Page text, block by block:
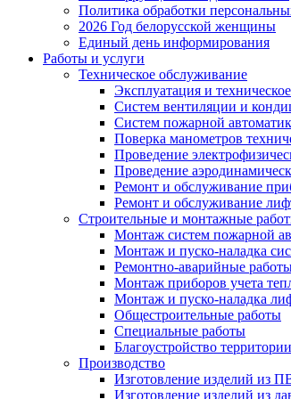
Политика обработки
2026 Год белорусской женщины
Единый день информирования
Работы и услуги
Техническое обслуживание
Эксплуатация и
Систем вентиляции и
Систем пожарной
Поверка манометров
Проведение
Проведение
Ремонт и обслуживание
Ремонт и обслуживание
Строительные и монтажные
Монтаж систем пожарной
Монтаж и пуско-наладка
Ремонтно-аварийные
Монтаж приборов учета
Монтаж и пуско-наладка
Общестроительные работы
Специальные работы
Благоустройство территории
Производство
Изготовление изделий из
Изготовление изделий из